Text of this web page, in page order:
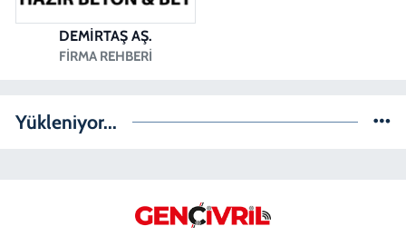
DEMİRTAŞ AŞ.
FIRMA REHBERI
Yükleniyor...